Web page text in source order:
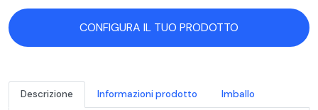
CONFIGURA IL TUO PRODOTTO
Descrizione Informazioni prodotto Imballo